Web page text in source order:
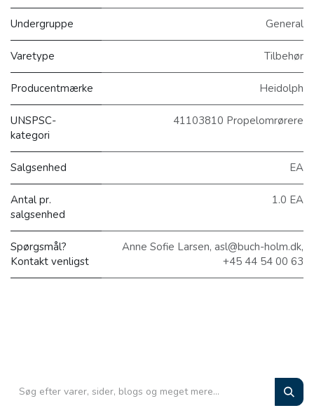
Undergruppe General
Varetype Tilbehør
Producentmærke Heidolph
UNSPSC-
kategori
41103810 Propelomrørere
Salgsenhed EA
Antal pr.
salgsenhed
1.0 EA
Spørgsmål?
Kontakt venligst
Anne Sofie Larsen, asl@buch-holm.dk,
+45 44 54 00 63